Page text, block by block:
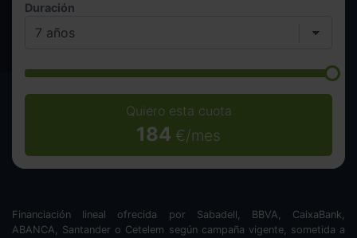
Duración
Quiero esta cuota
184 €/mes
Financiación lineal ofrecida por Sabadell, BBVA, CaixaBank,
ABANCA, Santander o Cetelem según campaña vigente, sometida a